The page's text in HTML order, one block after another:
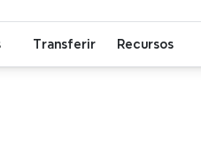
Transferir Recursos